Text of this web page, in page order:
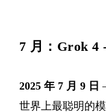
7 月：Grok 4
2025 年 7 月 9 日
世界上最聪明的模